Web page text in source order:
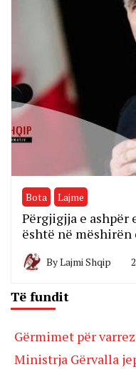
Bota Lajme
Përgjigjja e ashpër
është në mëshirën
ByLajmi Shqip
Të fundit
Gërmimet për
Ministrja Gërvalla